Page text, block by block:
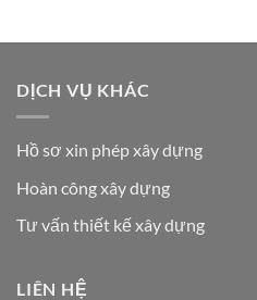
DỊCH VỤ KHÁC
Hồ sơ xin phép xây dựng
Hoàn công xây dựng
Tư vấn thiết kế xây dựng
LIÊN HỆ